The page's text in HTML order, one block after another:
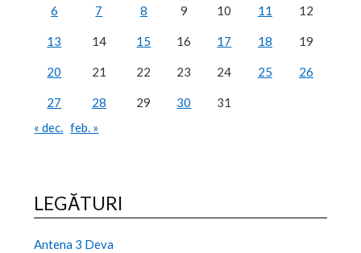
6 7 8 9 10 11 12
13 14 15 16 17 18 19
20 21 22 23 24 25 26
27 28 29 30
31
« dec. feb. »
LEGĂTURI
Antena 3 Deva